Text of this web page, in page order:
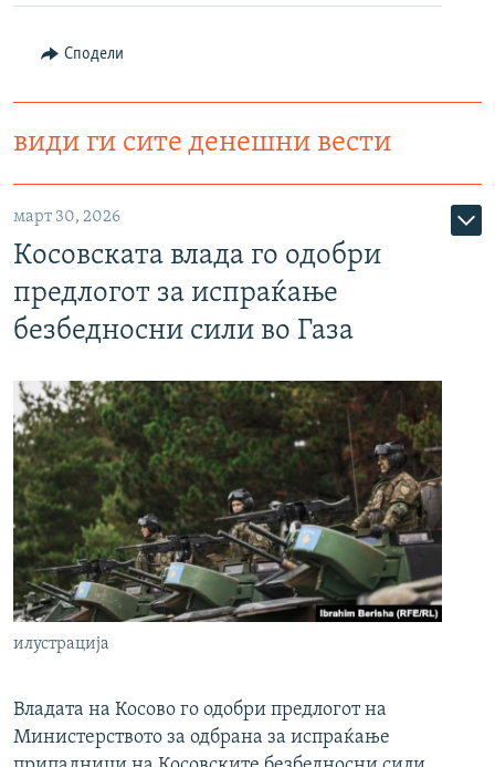
Сподели
види ги сите денешни вести
март 30, 2026
Косовската влада го одобри
предлогот за испраќање
безбедносни сили во Газа
илустрација
Владата на Косово го одобри предлогот на
Министерството за одбрана за испраќање